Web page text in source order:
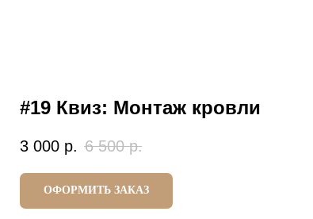
#19 Квиз: Монтаж кровли
3 000 р. 6 500 р.
ОФОРМИТЬ ЗАКАЗ